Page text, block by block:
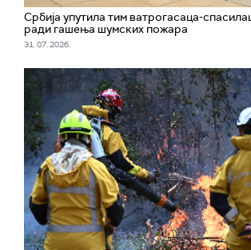
Србија упутила тим ватрогасаца-
ради гашења шумских пожара
31. 07. 2026.